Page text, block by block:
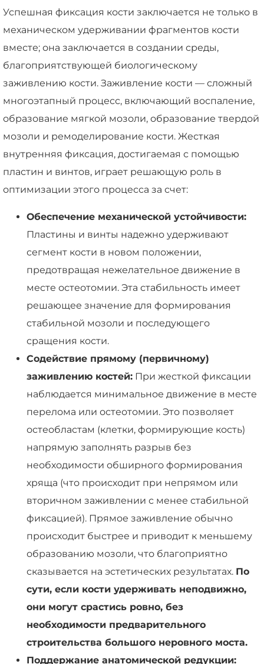
Успешная фиксация кости заключается не только в
механическом удерживании фрагментов кости
вместе; она заключается в создании среды,
благоприятствующей биологическому
заживлению кости. Заживление кости — сложный
многоэтапный процесс, включающий воспаление,
образование мягкой мозоли, образование твердой
мозоли и ремоделирование кости. Жесткая
внутренняя фиксация, достигаемая с помощью
пластин и винтов, играет решающую роль в
оптимизации этого процесса за счет:
Обеспечение механической устойчивости:
Пластины и винты надежно удерживают
сегмент кости в новом положении,
предотвращая нежелательное движение в
месте остеотомии. Эта стабильность имеет
решающее значение для формирования
стабильной мозоли и последующего
сращения кости.
Содействие прямому (первичному)
заживлению костей: При жесткой фиксации
наблюдается минимальное движение в месте
перелома или остеотомии. Это позволяет
остеобластам (клетки, формирующие кость)
напрямую заполнять разрыв без
необходимости обширного формирования
хряща (что происходит при непрямом или
вторичном заживлении с менее стабильной
фиксацией). Прямое заживление обычно
происходит быстрее и приводит к меньшему
образованию мозоли, что благоприятно
сказывается на эстетических результатах. По
сути, если кости удерживать неподвижно,
они могут срастись ровно, без
необходимости предварительного
строительства большого неровного моста.
Поддержание анатомической редукции: